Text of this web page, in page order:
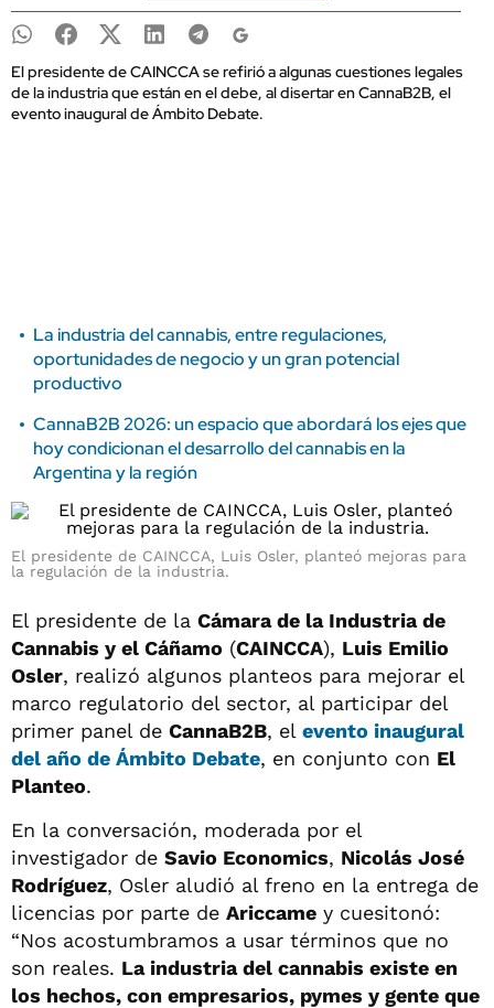
El presidente de CAINCCA se refirió a algunas cuestiones legales
de la industria que están en el debe, al disertar en CannaB2B, el
evento inaugural de Ámbito Debate.
La industria del cannabis, entre regulaciones,
oportunidades de negocio y un gran potencial
productivo
CannaB2B 2026: un espacio que abordará los ejes que
hoy condicionan el desarrollo del cannabis en la
Argentina y la región
El presidente de CAINCCA, Luis Osler, planteó mejoras para
la regulación de la industria.
El presidente de la Cámara de la Industria de
Cannabis y el Cáñamo (CAINCCA), Luis Emilio
Osler, realizó algunos planteos para mejorar el
marco regulatorio del sector, al participar del
primer panel de CannaB2B, el evento inaugural
del año de Ámbito Debate, en conjunto con El
Planteo.
En la conversación, moderada por el
investigador de Savio Economics, Nicolás José
Rodríguez, Osler aludió al freno en la entrega de
licencias por parte de Ariccame y cuesitonó:
“Nos acostumbramos a usar términos que no
son reales. La industria del cannabis existe en
los hechos, con empresarios, pymes y gente que